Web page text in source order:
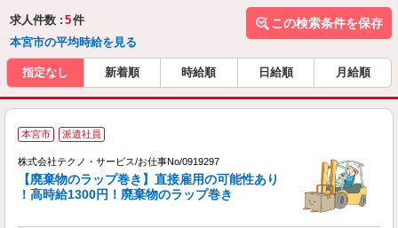
求人件数 : 5件
本宮市の平均時給を見る
この検索条件を保存
指定なし 新着順 時給順 日給順 月給順
本宮市 派遣社員
株式会社テクノ・サービス/お仕事No/0919297
【廃棄物のラップ巻き】直接雇用の可能性あり
！高時給1300円！廃棄物のラップ巻き